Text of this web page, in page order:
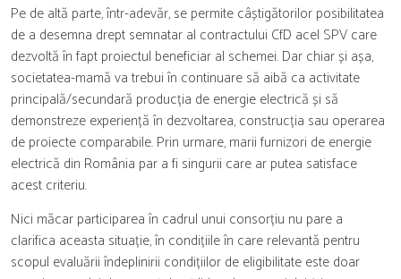
Pe de altă parte, într-adevăr, se permite câștigătorilor posibilitatea
de a desemna drept semnatar al contractului CfD acel SPV care
dezvoltă în fapt proiectul beneficiar al schemei. Dar chiar și așa,
societatea-mamă va trebui în continuare să aibă ca activitate
principală/secundară producția de energie electrică și să
demonstreze experiență în dezvoltarea, construcția sau operarea
de proiecte comparabile. Prin urmare, marii furnizori de energie
electrică din România par a fi singurii care ar putea satisface
acest criteriu.
Nici măcar participarea în cadrul unui consorțiu nu pare a
clarifica aceasta situație, în condițiile în care relevantă pentru
scopul evaluării îndeplinirii condițiilor de eligibilitate este doar